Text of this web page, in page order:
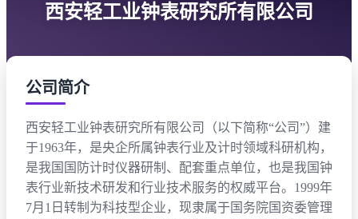
西安轻工业钟表研究所有限公司
公司简介
西安轻工业钟表研究所有限公司（以下简称“公司”）建
于1963年，是央企所属钟表行业及计时领域科研机构，
是我国国防计时仪器研制、配套重点单位，也是我国钟
表行业新技术研发和行业技术服务的权威平台。1999年
7月1日转制为科技型企业，现隶属于国务院国资委管理
预定展位
公司名称
联系人
联系人手机
中/EN